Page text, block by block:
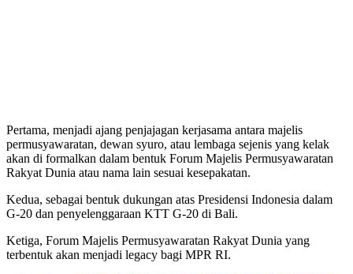
Pertama, menjadi ajang penjajagan kerjasama antara majelis
permusyawaratan, dewan syuro, atau lembaga sejenis yang kelak
akan di formalkan dalam bentuk Forum Majelis Permusyawaratan
Rakyat Dunia atau nama lain sesuai kesepakatan.
Kedua, sebagai bentuk dukungan atas Presidensi Indonesia dalam
G-20 dan penyelenggaraan KTT G-20 di Bali.
Ketiga, Forum Majelis Permusyawaratan Rakyat Dunia yang
terbentuk akan menjadi legacy bagi MPR RI.